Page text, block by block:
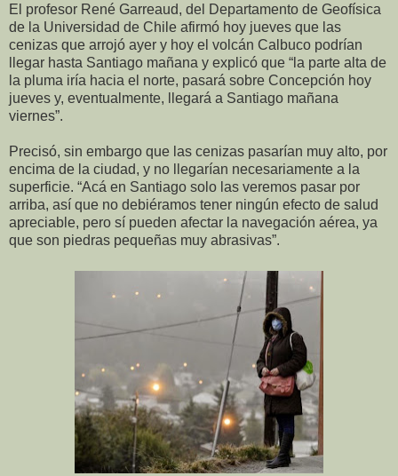
El profesor René Garreaud, del Departamento de Geofísica
de la Universidad de Chile afirmó hoy jueves que las
cenizas que arrojó ayer y hoy el volcán Calbuco podrían
llegar hasta Santiago mañana y explicó que “la parte alta de
la pluma iría hacia el norte, pasará sobre Concepción hoy
jueves y, eventualmente, llegará a Santiago mañana
viernes”.
Precisó, sin embargo que las cenizas pasarían muy alto, por
encima de la ciudad, y no llegarían necesariamente a la
superficie. “Acá en Santiago solo las veremos pasar por
arriba, así que no debiéramos tener ningún efecto de salud
apreciable, pero sí pueden afectar la navegación aérea, ya
que son piedras pequeñas muy abrasivas”.